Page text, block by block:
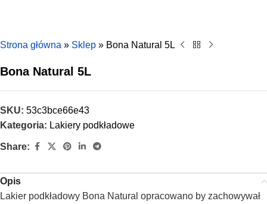
Strona główna » Sklep » Bona Natural 5L
Bona Natural 5L
SKU: 53c3bce66e43
Kategoria: Lakiery podkładowe
Share:
Opis
Lakier podkładowy Bona Natural opracowano by zachowywał